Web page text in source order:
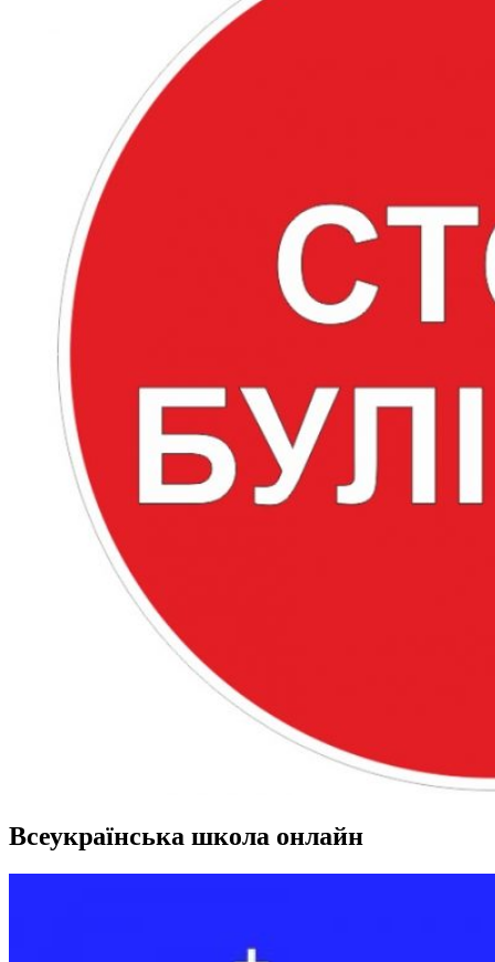
Всеукраїнська школа онлайн